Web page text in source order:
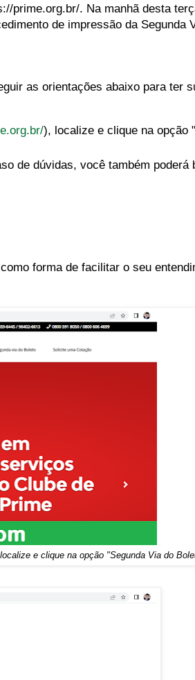
prime.org.br/. Na manhã desta
de impressão da Segunda
as orientações abaixo para ter
), localize e clique na opção
de dúvidas, você também poderá
forma de facilitar o seu
e clique na opção "Segunda Via do